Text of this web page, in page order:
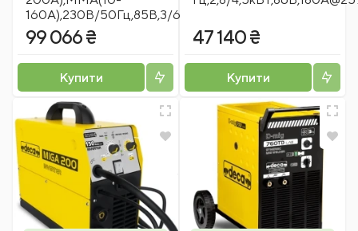
160A),230B/50Гц,85В,3/6кВт,30кг
99 066 ₴
Купити
47 140 ₴
Купити